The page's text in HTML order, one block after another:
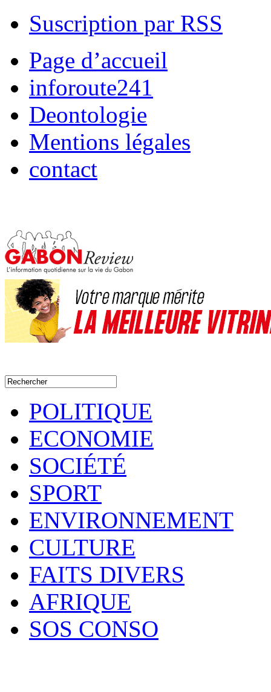
Suscription par RSS
Page d’accueil
inforoute241
Deontologie
Mentions légales
contact
POLITIQUE
ECONOMIE
SOCIÉTÉ
SPORT
ENVIRONNEMENT
CULTURE
FAITS DIVERS
AFRIQUE
SOS CONSO